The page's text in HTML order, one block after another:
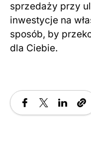
sprzedaży przy
inwestycje na
sposób, by
dla Ciebie.